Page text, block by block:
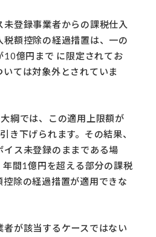
登録事業者からの課税仕入
額控除の経過措置は、一の
10億円まで に限定されてお
ては対象外とされていま
綱では、この適用上限額が
き下げられます。その結果、
ス未登録のままである場
間1億円を超える部分の課税
除の経過措置が適用できな
が該当するケースではない